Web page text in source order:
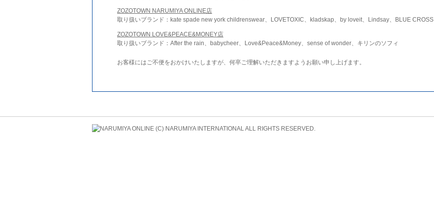
ZOZOTOWN NARUMIYA ONLINE店
取り扱いブランド：kate spade new york childrenswear、LOVETOXIC、kladskap、by loveit、Lindsay、BLUE CROSS
ZOZOTOWN LOVE&PEACE&MONEY店
取り扱いブランド：After the rain、babycheer、Love&Peace&Money、sense of wonder、キリンのソフィ
お客様にはご不便をおかけいたしますが、何卒ご理解いただきますようお願い申し上げます。